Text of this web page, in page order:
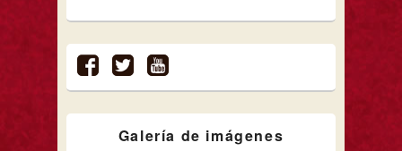
Galería de imágenes